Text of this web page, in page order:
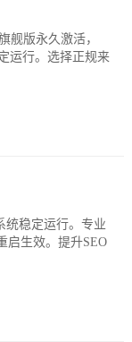
舰版永久激活，
运行。选择正规来
统稳定运行。专业
启生效。提升SEO